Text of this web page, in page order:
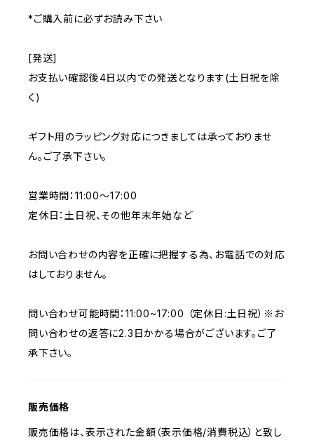
*ご購入前に必ずお読み下さい
[発送]
お支払い確認後4日以内での発送となります(土日祝を除
く)
ギフト用のラッピング対応につきましては承っておりませ
ん。ご了承下さい。
営業時間：11:00〜17:00
定休日：土日祝、その他年末年始など
お問い合わせの内容を正確に把握する為、お電話での対応
はしておりません。
問い合わせ可能時間：11:00~17:00 （定休日:土日祝）※お
問い合わせの返答に2.3日かかる場合がございます。ご了
承下さい。
販売価格
販売価格は、表示された金額（表示価格/消費税込）と致し